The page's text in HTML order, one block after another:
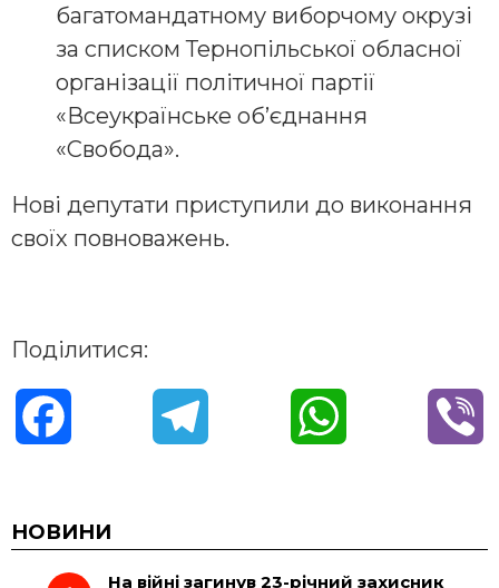
багатомандатному виборчому окрузі
за списком Тернопільської обласної
організації політичної партії
«Всеукраїнське об’єднання
«Свобода».
Нові депутати приступили до виконання
своїх повноважень.
Поділитися:
c
e e t
НОВИНИ
На війні загинув 23-річний захисник